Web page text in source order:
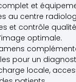
et
au centre
et contrôle
optimale.
pour un
locale,